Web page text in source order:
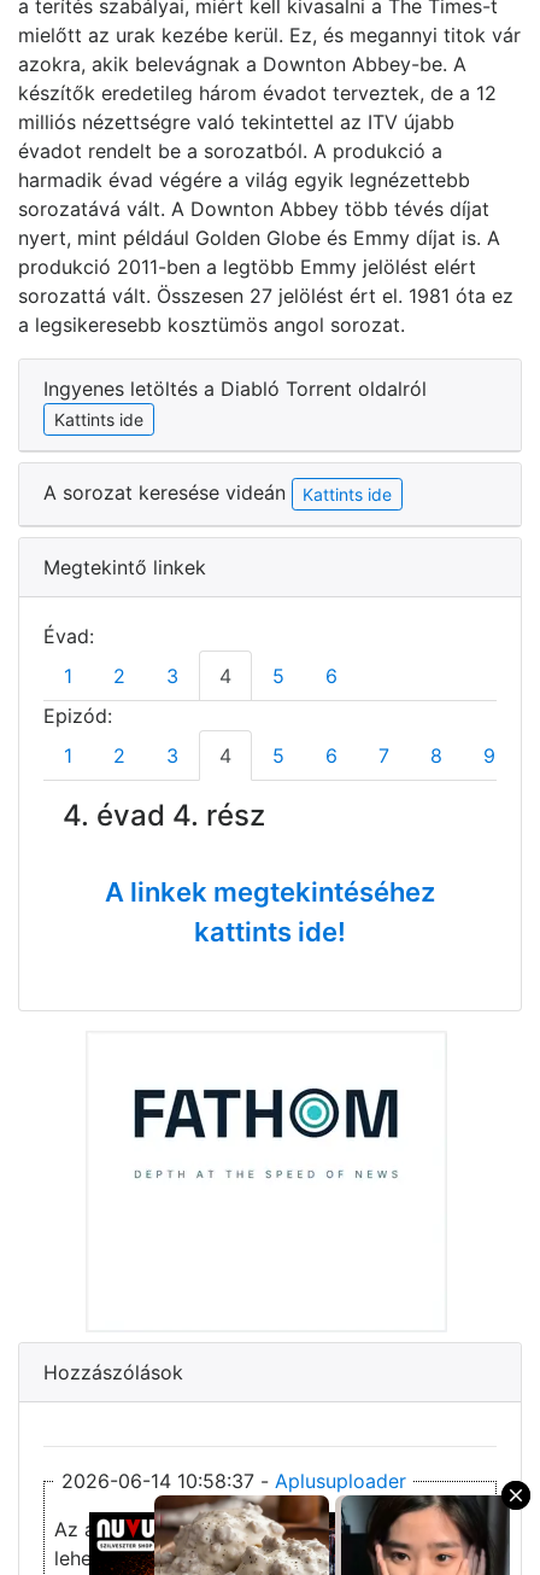
×
a terítés szabályai, miért kell kivasalni a The Times-t
mielőtt az urak kezébe kerül. Ez, és megannyi titok vár
azokra, akik belevágnak a Downton Abbey-be. A
készítők eredetileg három évadot terveztek, de a 12
milliós nézettségre való tekintettel az ITV újabb
évadot rendelt be a sorozatból. A produkció a
harmadik évad végére a világ egyik legnézettebb
sorozatává vált. A Downton Abbey több tévés díjat
nyert, mint például Golden Globe és Emmy díjat is. A
produkció 2011-ben a legtöbb Emmy jelölést elért
sorozattá vált. Összesen 27 jelölést ért el. 1981 óta ez
a legsikeresebb kosztümös angol sorozat.
Ingyenes letöltés a Diabló Torrent oldalról
Kattints ide
A sorozat keresése videán Kattints ide
Megtekintő linkek
Évad:
1
2 3 4 5
6
Epizód:
1
2 3 4 5 6 7 8 9
4. évad 4. rész
A linkek megtekintéséhez
kattints ide!
Hozzászólások
2026-06-14 10:58:37 - Aplusuploader
Az általam beküldött linkek többnyelvűek
lehetnek.